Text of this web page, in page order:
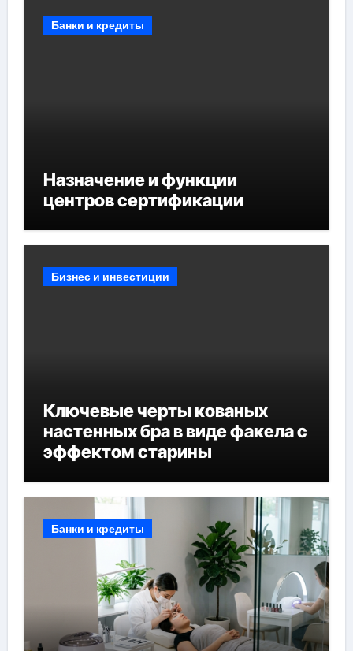
Банки и кредиты
Назначение и функции
центров сертификации
Бизнес и инвестиции
Ключевые черты кованых
настенных бра в виде факела с
эффектом старины
Банки и кредиты